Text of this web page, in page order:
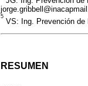
5
VS: Ing. Prevención de
RESUMEN